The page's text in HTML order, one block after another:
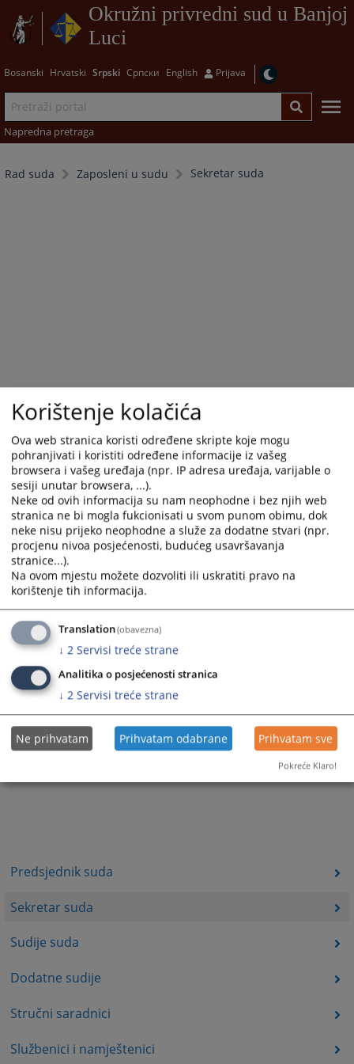
Okružni privredni sud u Banjoj
Luci
Bosanski Hrvatski Srpski Српски English Prijava
Napredna pretraga
Rad suda Zaposleni u sudu Sekretar suda
Predsjednik suda
Sekretar suda
Sudije suda
Dodatne sudije
Stručni saradnici
Službenici i namještenici
Trenutno nema vijesti
Korištenje kolačića
Ova web stranica koristi određene skripte koje mogu
pohranjivati i koristiti određene informacije iz vašeg
browsera i vašeg uređaja (npr. IP adresa uređaja, varijable o
sesiji unutar browsera, ...).
Neke od ovih informacija su nam neophodne i bez njih web
stranica ne bi mogla fukcionisati u svom punom obimu, dok
neke nisu prijeko neophodne a služe za dodatne stvari (npr.
procjenu nivoa posjećenosti, budućeg usavršavanja
stranice...).
Na ovom mjestu možete dozvoliti ili uskratiti pravo na
korištenje tih informacija.
Translation(obavezna)
↓ 2 Servisi treće strane
Analitika o posjećenosti stranica
↓ 2 Servisi treće strane
Ne prihvatam Prihvatam odabrane Prihvatam sve
Pokreće Klaro!